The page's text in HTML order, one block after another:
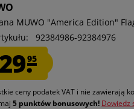
MUWO "America Edition"
92384986-92384976
29.95
ceny podatek VAT i nie zawierają
5 punktów bonusowych! Dowiedz